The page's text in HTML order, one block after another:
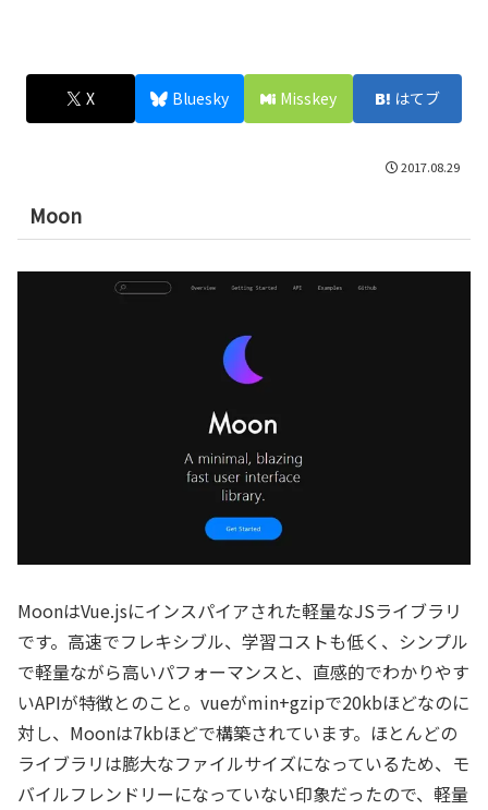
X Bluesky Misskey はてブ
2017.08.29
Moon
MoonはVue.jsにインスパイアされた軽量なJSライブラリ
です。高速でフレキシブル、学習コストも低く、シンプル
で軽量ながら高いパフォーマンスと、直感的でわかりやす
いAPIが特徴とのこと。vueがmin+gzipで20kbほどなのに
対し、Moonは7kbほどで構築されています。ほとんどの
ライブラリは膨大なファイルサイズになっているため、モ
バイルフレンドリーになっていない印象だったので、軽量